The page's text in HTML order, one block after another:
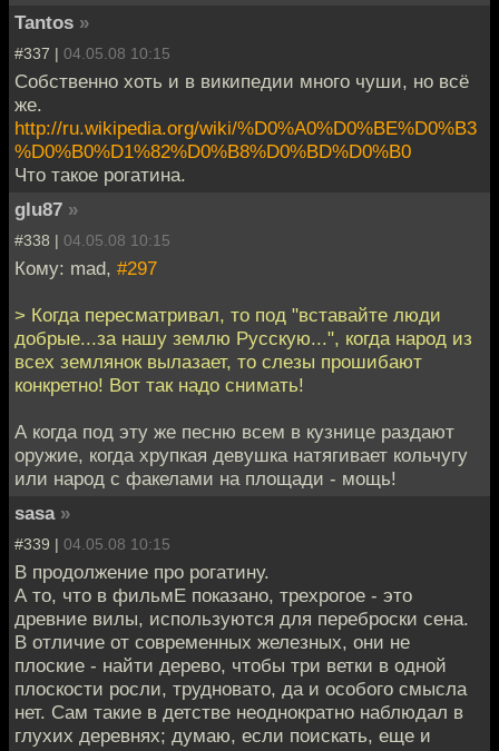
Tantos »
#337 | 04.05.08 10:15
Собственно хоть и в википедии много чуши, но всё
же.
http://ru.wikipedia.org/wiki/%D0%A0%D0%BE%D0%B3
%D0%B0%D1%82%D0%B8%D0%BD%D0%B0
Что такое рогатина.
glu87 »
#338 | 04.05.08 10:15
Кому: mad, #297
> Когда пересматривал, то под "вставайте люди
добрые...за нашу землю Русскую...", когда народ из
всех землянок вылазает, то слезы прошибают
конкретно! Вот так надо снимать!
А когда под эту же песню всем в кузнице раздают
оружие, когда хрупкая девушка натягивает кольчугу
или народ с факелами на площади - мощь!
sasa »
#339 | 04.05.08 10:15
В продолжение про рогатину.
А то, что в фильмЕ показано, трехрогое - это
древние вилы, используются для переброски сена.
В отличие от современных железных, они не
плоские - найти дерево, чтобы три ветки в одной
плоскости росли, трудновато, да и особого смысла
нет. Сам такие в детстве неоднократно наблюдал в
глухих деревнях; думаю, если поискать, еще и